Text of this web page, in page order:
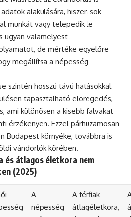
alakulására, hiszen sok
munkát vagy telepedik le
ugyan valamelyest
de mértéke egyelőre
megállítsa a népesség
szintén hosszú távú hatásokkal
tapasztalható elöregedés,
ami különösen a kisebb falvakat
érzékenyen. Ezzel párhuzamosan
Budapest környéke, továbbra is
vándorlók körében.
és átlagos életkora nem
(2025)
A
népesség
A férfiak
átlagéletkora,